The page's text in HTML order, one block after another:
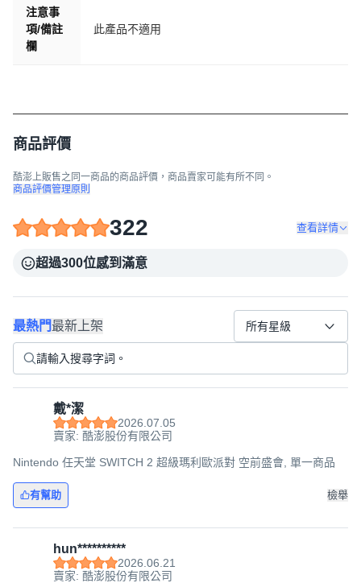
注意事
項/備註
欄
此產品不適用
商品評價
酷澎上販售之同一商品的商品評價，商品賣家可能有所不同。
商品評價管理原則
322 查看詳情
超過300位感到滿意
最熱門最新上架 所有星級
戴*潔
2026.07.05
賣家: 酷澎股份有限公司
Nintendo 任天堂 SWITCH 2 超級瑪利歐派對 空前盛會, 單一商品
有幫助 檢舉
hun**********
2026.06.21
賣家: 酷澎股份有限公司